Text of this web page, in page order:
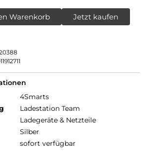
Warenkorb Jetzt kaufen
4Smarts
Ladestation Team
Ladegeräte & Netzteile
Silber
sofort verfügbar